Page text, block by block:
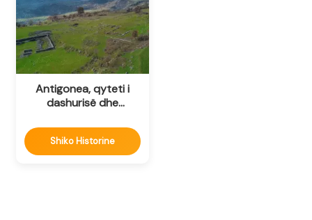
Antigonea, qyteti i
dashurisë dhe
Shiko Historine